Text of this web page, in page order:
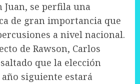
Juan, se perfila una
de gran importancia que
a nivel nacional.
de Rawson, Carlos
que la elección
siguiente estará